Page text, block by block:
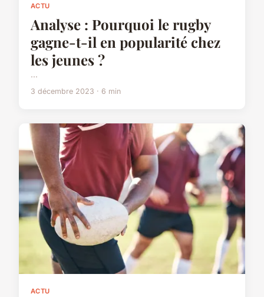
ACTU
Analyse : Pourquoi le rugby
gagne-t-il en popularité chez
les jeunes ?
...
3 décembre 2023 · 6 min
ACTU